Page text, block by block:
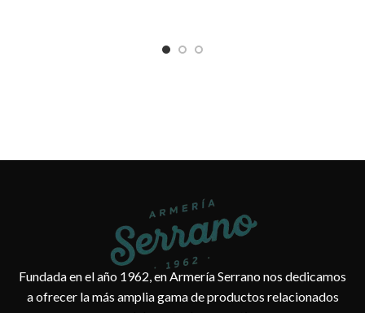
Fundada en el año 1962, en Armería Serrano nos dedicamos
a ofrecer la más amplia gama de productos relacionados